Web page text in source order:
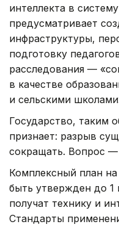
интеллекта в
предусматривает
инфраструктуры,
подготовку
расследования —
в качестве
и сельскими
Государство, таким
признает: разрыв
сокращать. Вопрос —
Комплексный план
быть утвержден до
получат технику и
Стандарты